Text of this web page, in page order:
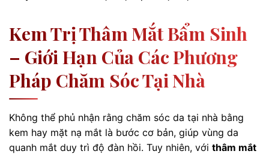
Kem Trị Thâm Mắt Bẩm Sinh
– Giới Hạn Của Các Phương
Pháp Chăm Sóc Tại Nhà
Không thể phủ nhận rằng chăm sóc da tại nhà bằng
kem hay mặt nạ mắt là bước cơ bản, giúp vùng da
quanh mắt duy trì độ đàn hồi. Tuy nhiên, với thâm mắt